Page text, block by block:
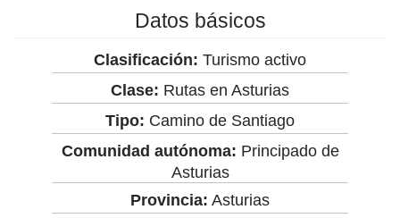
Datos básicos
Clasificación: Turismo activo
Clase: Rutas en Asturias
Tipo: Camino de Santiago
Comunidad autónoma: Principado de
Asturias
Provincia: Asturias